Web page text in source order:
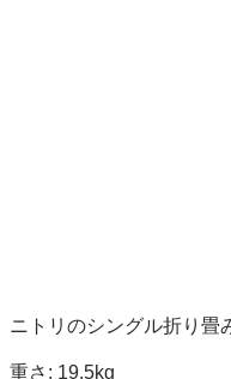
ニトリのシングル折り畳
重さ: 19.5kg